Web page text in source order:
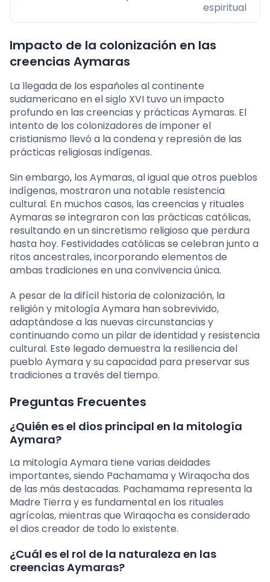
espiritual
Impacto de la colonización en las
creencias Aymaras
La llegada de los españoles al continente
sudamericano en el siglo XVI tuvo un impacto
profundo en las creencias y prácticas Aymaras. El
intento de los colonizadores de imponer el
cristianismo llevó a la condena y represión de las
prácticas religiosas indígenas.
Sin embargo, los Aymaras, al igual que otros pueblos
indígenas, mostraron una notable resistencia
cultural. En muchos casos, las creencias y rituales
Aymaras se integraron con las prácticas católicas,
resultando en un sincretismo religioso que perdura
hasta hoy. Festividades católicas se celebran junto a
ritos ancestrales, incorporando elementos de
ambas tradiciones en una convivencia única.
A pesar de la difícil historia de colonización, la
religión y mitología Aymara han sobrevivido,
adaptándose a las nuevas circunstancias y
continuando como un pilar de identidad y resistencia
cultural. Este legado demuestra la resiliencia del
pueblo Aymara y su capacidad para preservar sus
tradiciones a través del tiempo.
Preguntas Frecuentes
¿Quién es el dios principal en la mitología
Aymara?
La mitología Aymara tiene varias deidades
importantes, siendo Pachamama y Wiraqocha dos
de las más destacadas. Pachamama representa la
Madre Tierra y es fundamental en los rituales
agrícolas, mientras que Wiraqocha es considerado
el dios creador de todo lo existente.
¿Cuál es el rol de la naturaleza en las
creencias Aymaras?